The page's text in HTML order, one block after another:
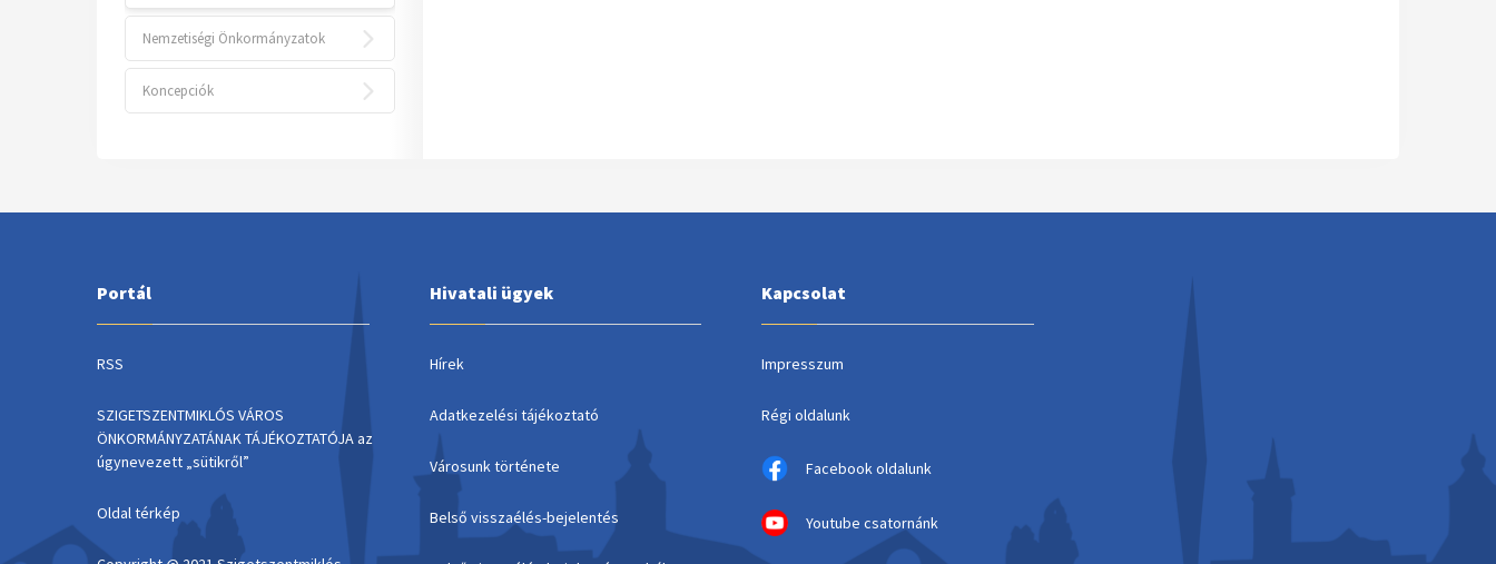
Nemzetiségi Önkormányzatok
Koncepciók
Portál
RSS
SZIGETSZENTMIKLÓS VÁROS
ÖNKORMÁNYZATÁNAK TÁJÉKOZTATÓJA az
úgynevezett „sütikről”
Oldal térkép
Hivatali ügyek
Hírek
Adatkezelési tájékoztató
Városunk története
Belső visszaélés-bejelentés
Kapcsolat
Impresszum
Régi oldalunk
Facebook oldalunk
Youtube csatornánk